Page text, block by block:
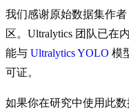
我们感谢原始数据集作者
区。Ultralytics 团队已在
能与 Ultralytics YOLO 模
可证。
如果你在研究中使用此